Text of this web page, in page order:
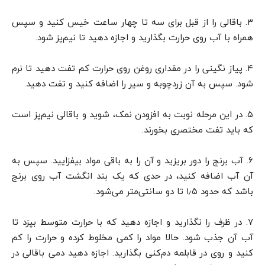
۳. باقالی را از قبل برای سه تا چهار ساعت خیس کنید و سپس
همراه با آب روی حرارت بگذارید و اجازه دهید تا نیم‌پز شود.
۴. پیاز نگینی را در مقداری روغن روی حرارت کم تفت دهید تا نرم
شود. سپس به آن زردچوبه و سیر را اضافه کنید و تفت دهید.
۵. در این مرحله نوبت به افزودن نمک، شوید و باقالی نیم‌پز است
که باید تفت مختصری بخورند.
۶. آب برنج را دور بریزید و آن را به باقی مواد بیفزایید. سپس به
آن آب اضافه کنید، در حدی که یک بند انگشت آب روی برنج
باشد که حدود ۱٫۵ تا دو سانتی‌‌متر می‌شود.
۷. در ظرف را نگذارید و اجازه دهید که با حرارت متوسط بپزد تا
آب آن جذب شود. حالا مواد را کمی مخلوط کرده و حرارت را کم
کنید و روی در قابلمه دم‌کنی بگذارید. اجازه دهید دمی باقالی در